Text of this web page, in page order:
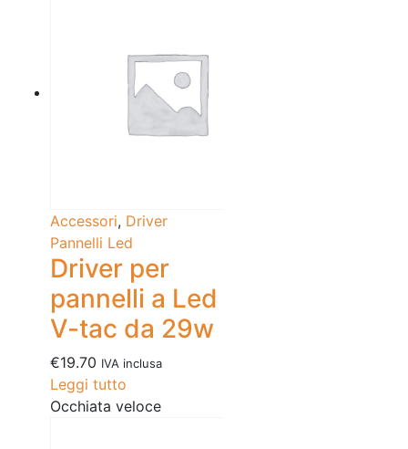
Accessori, Driver
Pannelli Led
Driver per
pannelli a Led
V-tac da 29w
€19.70 IVA inclusa
Leggi tutto
Occhiata veloce